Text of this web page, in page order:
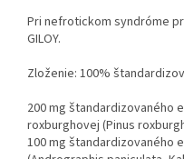
Pri nefrotickom syndróme
GILOY.
Zloženie: 100%
200 mg štandardizovaného
roxburghovej (Pinus
100 mg štandardizovaného